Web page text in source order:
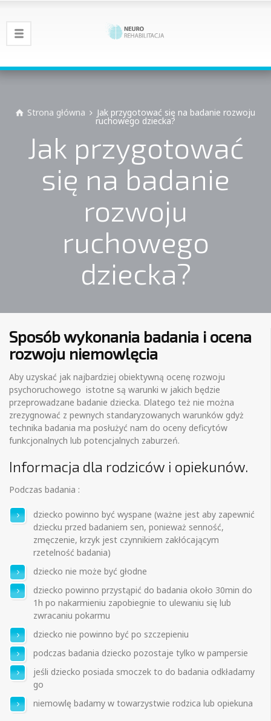
Strona główna Jak przygotować się na badanie rozwoju
ruchowego dziecka?
Jak przygotować
się na badanie
rozwoju
ruchowego
dziecka?
Sposób wykonania badania i ocena
rozwoju niemowlęcia
Aby uzyskać jak najbardziej obiektywną ocenę rozwoju
psychoruchowego istotne są warunki w jakich będzie
przeprowadzane badanie dziecka. Dlatego też nie można
zrezygnować z pewnych standaryzowanych warunków gdyż
technika badania ma posłużyć nam do oceny deficytów
funkcjonalnych lub potencjalnych zaburzeń.
Informacja dla rodziców i opiekunów.
Podczas badania :
dziecko powinno być wyspane (ważne jest aby zapewnić
dziecku przed badaniem sen, ponieważ senność,
zmęczenie, krzyk jest czynnikiem zakłócającym
rzetelność badania)
dziecko nie może być głodne
dziecko powinno przystąpić do badania około 30min do
1h po nakarmieniu zapobiegnie to ulewaniu się lub
zwracaniu pokarmu
dziecko nie powinno być po szczepieniu
podczas badania dziecko pozostaje tylko w pampersie
jeśli dziecko posiada smoczek to do badania odkładamy
go
niemowlę badamy w towarzystwie rodzica lub opiekuna